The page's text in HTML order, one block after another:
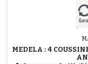
MEDELA : 4